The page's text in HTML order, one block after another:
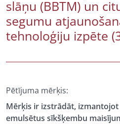
slāņu (BBTM) un
segumu
tehnoloģiju izpēte
Pētījuma mērķis:
Mērķis ir izstrādāt,
emulsētus sīkšķembu